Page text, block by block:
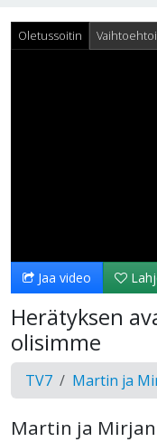
Oletussoitin
Jaa video
Herätyksen
olisimme
TV7 Martin ja
Martin ja